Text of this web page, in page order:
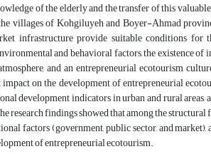
of the elderly and the transfer of this
villages of Kohgiluyeh and Boyer-Ahmad
infrastructure provide suitable conditions for
and behavioral factors, the existence
and an entrepreneurial ecotourism
on the development of entrepreneurial
development indicators in urban and rural
findings showed that among the structural
factors (government, public sector, and
of entrepreneurial ecotourism.